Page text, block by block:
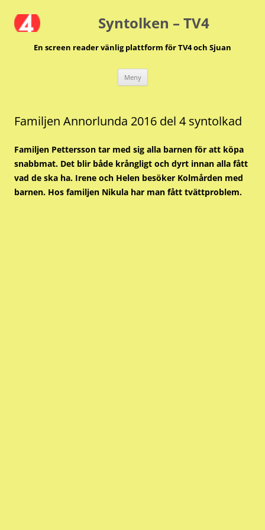
till
innehåll Syntolken – TV4
En screen reader vänlig plattform för TV4 och Sjuan
Meny
Familjen Annorlunda 2016 del 4 syntolkad
Familjen Pettersson tar med sig alla barnen för att köpa
snabbmat. Det blir både krångligt och dyrt innan alla fått
vad de ska ha. Irene och Helen besöker Kolmården med
barnen. Hos familjen Nikula har man fått tvättproblem.